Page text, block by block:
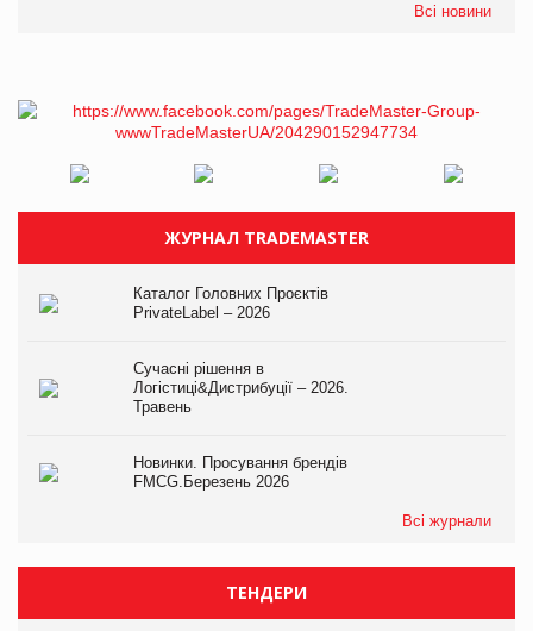
Всі новини
ЖУРНАЛ TRADEMASTER
Каталог Головних Проєктів
PrivateLabel – 2026
Сучасні рішення в
Логістиці&Дистрибуції – 2026.
Травень
Новинки. Просування брендів
FMCG.Березень 2026
Всі журнали
ТЕНДЕРИ